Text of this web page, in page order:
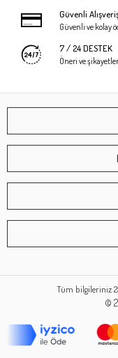
Güvenli
Güvenli ve kolay
7 / 24 DESTEK
Öneri ve
Tüm bilgileriniz
©